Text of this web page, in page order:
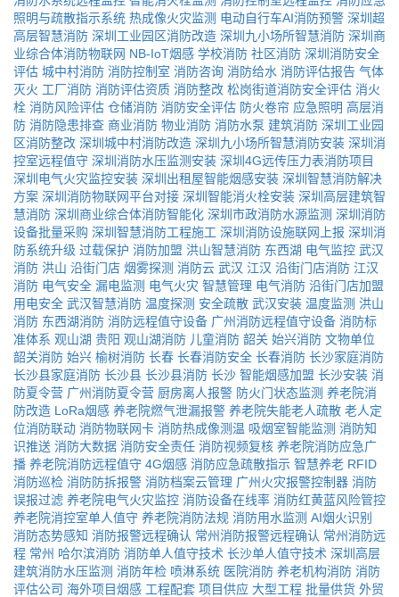
照明与疏散指示系统 热成像火灾监测 电动自行车AI消防预警 深圳超
高层智慧消防 深圳工业园区消防改造 深圳九小场所智慧消防 深圳商
业综合体消防物联网 NB-IoT烟感 学校消防 社区消防 深圳消防安全
评估 城中村消防 消防控制室 消防咨询 消防给水 消防评估报告 气体
灭火 工厂消防 消防评估资质 消防整改 松岗街道消防安全评估 消火
栓 消防风险评估 仓储消防 消防安全评估 防火卷帘 应急照明 高层消
防 消防隐患排查 商业消防 物业消防 消防水泵 建筑消防 深圳工业园
区消防整改 深圳城中村消防改造 深圳九小场所智慧消防安装 深圳消
控室远程值守 深圳消防水压监测安装 深圳4G远传压力表消防项目
深圳电气火灾监控安装 深圳出租屋智能烟感安装 深圳智慧消防解决
方案 深圳消防物联网平台对接 深圳智能消火栓安装 深圳高层建筑智
慧消防 深圳商业综合体消防智能化 深圳市政消防水源监测 深圳消防
设备批量采购 深圳智慧消防工程施工 深圳消防设施联网上报 深圳消
防系统升级 过载保护 消防加盟 洪山智慧消防 东西湖 电气监控 武汉
消防 洪山 沿街门店 烟雾探测 消防云 武汉 江汉 沿街门店消防 江汉
消防 电气安全 漏电监测 电气火灾 智慧管理 电气消防 沿街门店加盟
用电安全 武汉智慧消防 温度探测 安全疏散 武汉安装 温度监测 洪山
消防 东西湖消防 消防远程值守设备 广州消防远程值守设备 消防标
准体系 观山湖 贵阳 观山湖消防 儿童消防 韶关 始兴消防 文物单位
韶关消防 始兴 榆树消防 长春 长春消防安全 长春消防 长沙家庭消防
长沙县家庭消防 长沙县 长沙县消防 长沙 智能烟感加盟 长沙安装 消
防夏令营 广州消防夏令营 厨房离人报警 防火门状态监测 养老院消
防改造 LoRa烟感 养老院燃气泄漏报警 养老院失能老人疏散 老人定
位消防联动 消防物联网卡 消防热成像测温 吸烟室智能监测 消防知
识推送 消防大数据 消防安全责任 消防视频复核 养老院消防应急广
播 养老院消防远程值守 4G烟感 消防应急疏散指示 智慧养老 RFID
消防巡检 消防防拆报警 消防档案云管理 广州火灾报警控制器 消防
误报过滤 养老院电气火灾监控 消防设备在线率 消防红黄蓝风险管控
养老院消控室单人值守 养老院消防法规 消防用水监测 AI烟火识别
消防态势感知 消防报警远程确认 常州消防报警远程确认 常州消防远
程 常州 哈尔滨消防 消防单人值守技术 长沙单人值守技术 深圳高层
建筑消防水压监测 消防年检 喷淋系统 医院消防 养老机构消防 消防
评估公司 海外项目烟感 工程配套 项目供应 大型工程 批量供货 外贸